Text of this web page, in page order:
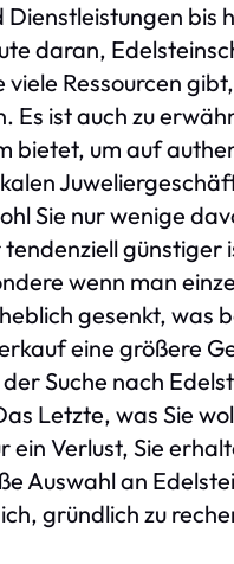
bis
daran,
Ressourcen
Es ist auch zu
bietet, um auf
Sie nur wenige
günstiger
wenn man
gesenkt, was
eine größere
Suche nach
Letzte, was Sie
Verlust, Sie
Auswahl an
gründlich zu